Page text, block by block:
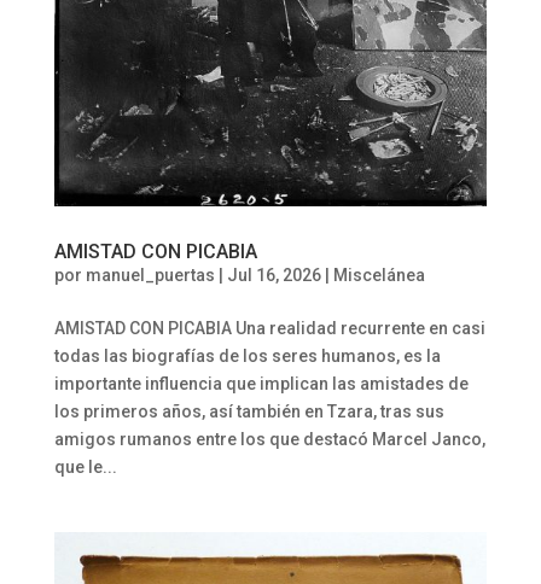
AMISTAD CON PICABIA
por manuel_puertas Jul 16, 2026| Miscelánea
AMISTAD CON PICABIA Una realidad recurrente en casi
todas las biografías de los seres humanos, es la
importante influencia que implican las amistades de
los primeros años, así también en Tzara, tras sus
amigos rumanos entre los que destacó Marcel Janco,
que le...